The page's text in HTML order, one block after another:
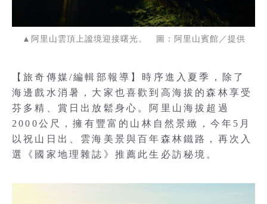
▲阿里山雲頂上謐境迎接曙光。 圖：阿里山賓館／提供
【旅奇傳媒/編輯部報導】時序進入夏季，除了
海邊戲水消暑，大家也喜歡到高海拔的森林享受
芬多精、賞日出放鬆身心。阿里山海拔超過
2000公尺，擁有豐富的山林自然景緻，今年5月
以祝山日出、雲海美景與百年森林鐵路，再次入
選《國家地理雜誌》推薦此生必訪秘境。